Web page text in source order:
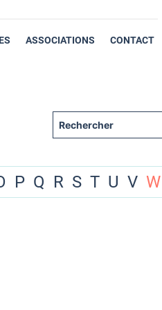
ASSOCIATIONS CONTACT
P Q R S T U V W